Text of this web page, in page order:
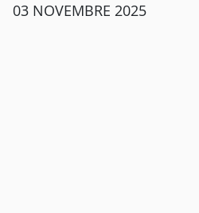
03 NOVEMBRE 2025